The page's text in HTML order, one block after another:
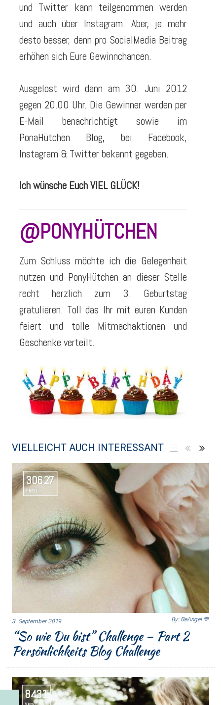
und Twitter kann teilgenommen werden
und auch über Instagram. Aber, je mehr
desto besser, denn pro SocialMedia Beitrag
erhöhen sich Eure Gewinnchancen.
Ausgelost wird dann am 30. Juni 2012
gegen 20.00 Uhr. Die Gewinner werden per
E-Mail benachrichtigt sowie im
PonaHütchen Blog, bei Facebook,
Instagram & Twitter bekannt gegeben.
Ich wünsche Euch VIEL GLÜCK!
@PONYHÜTCHEN
Zum Schluss möchte ich die Gelegenheit
nutzen und PonyHütchen an dieser Stelle
recht herzlich zum 3. Geburtstag
gratulieren. Toll das Ihr mit euren Kunden
feiert und tolle Mitmachaktionen und
Geschenke verteilt.
VIELLEICHT AUCH INTERESSANT
30627
Views
3. September 2019 By: BeAngel 💙
“So wie Du bist” Challenge – Part 2
Persönlichkeits Blog Challenge
8431
Views